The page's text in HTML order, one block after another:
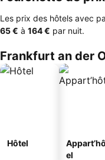
Les prix des hôtels avec
‎65 € à ‎164 € par nuit.
Frankfurt an der
Hôtel
el